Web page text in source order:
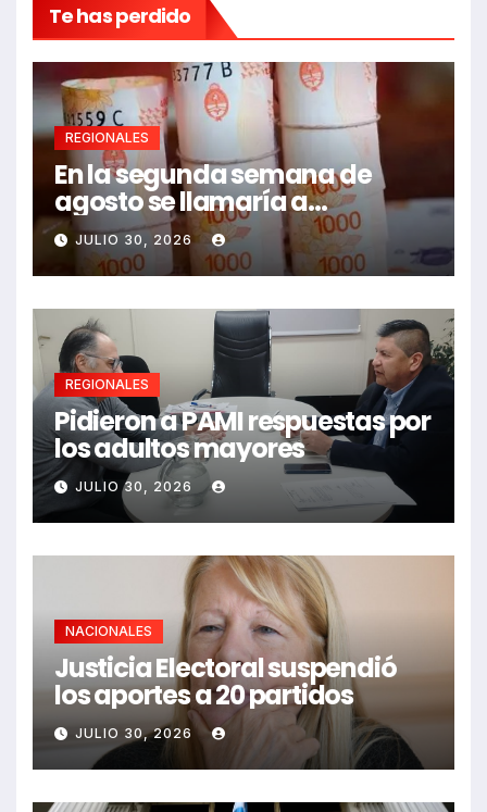
Te has perdido
REGIONALES
En la segunda semana de
agosto se llamaría a
paritarias
JULIO 30, 2026
REGIONALES
Pidieron a PAMI respuestas por
los adultos mayores
JULIO 30, 2026
NACIONALES
Justicia Electoral suspendió
los aportes a 20 partidos
JULIO 30, 2026